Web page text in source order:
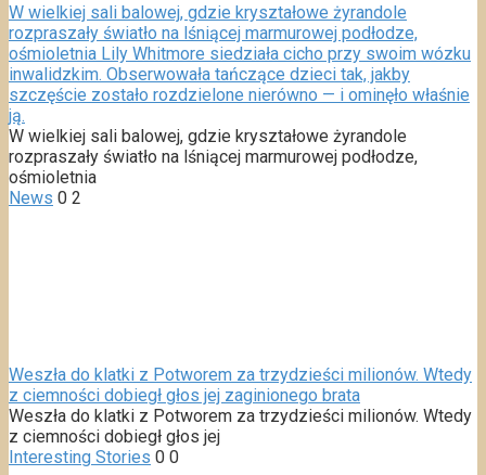
W wielkiej sali balowej, gdzie kryształowe żyrandole
rozpraszały światło na lśniącej marmurowej podłodze,
ośmioletnia Lily Whitmore siedziała cicho przy swoim wózku
inwalidzkim. Obserwowała tańczące dzieci tak, jakby
szczęście zostało rozdzielone nierówno — i ominęło właśnie
ją.
W wielkiej sali balowej, gdzie kryształowe żyrandole
rozpraszały światło na lśniącej marmurowej podłodze,
ośmioletnia
News 0 2
Weszła do klatki z Potworem za trzydzieści milionów. Wtedy
z ciemności dobiegł głos jej zaginionego brata
Weszła do klatki z Potworem za trzydzieści milionów. Wtedy
z ciemności dobiegł głos jej
Interesting Stories 0 0